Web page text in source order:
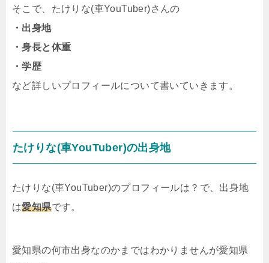
そこで、たけりな(車YouTuber)さんの
・出身地
・身長と体重
・学歴
など詳しいプロフィールについて書いていきます。
たけりな(車YouTuber)の出身地
たけりな(車YouTuber)のプロフィールは？で、出身地
は愛知県です。
愛知県の何市出身なのかまではわかりませんが愛知県